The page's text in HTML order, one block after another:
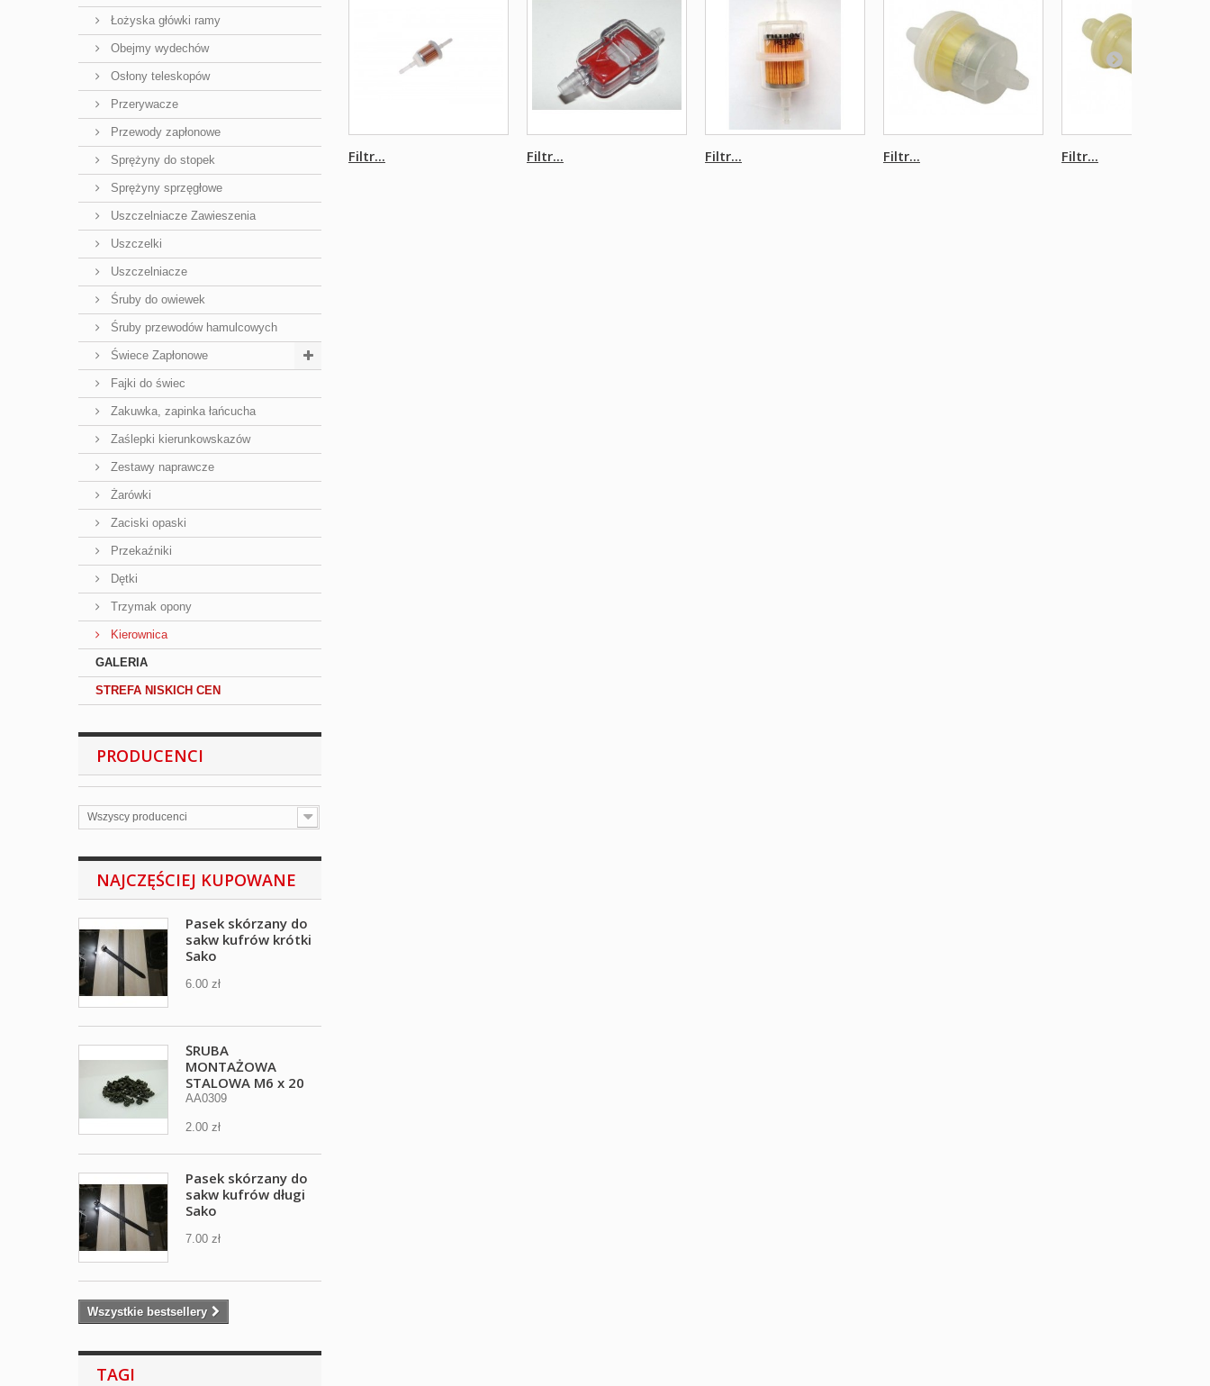
Łożyska główki ramy
Obejmy wydechów
Osłony teleskopów
Przerywacze
Przewody zapłonowe
Sprężyny do stopek
Sprężyny sprzęgłowe
Uszczelniacze Zawieszenia
Uszczelki
Uszczelniacze
Śruby do owiewek
Śruby przewodów hamulcowych
Świece Zapłonowe
Fajki do świec
Zakuwka, zapinka łańcucha
Zaślepki kierunkowskazów
Zestawy naprawcze
Żarówki
Zaciski opaski
Przekaźniki
Dętki
Trzymak opony
Kierownica
GALERIA
STREFA NISKICH CEN
PRODUCENCI
Wszyscy producenci
NAJCZĘŚCIEJ KUPOWANE
Pasek skórzany do
sakw kufrów krótki
Sako
6.00 zł
ŚRUBA
MONTAŻOWA
STALOWA M6 x 20
AA0309
2.00 zł
Pasek skórzany do
sakw kufrów długi
Sako
7.00 zł
Wszystkie bestsellery
TAGI
Filtr... Filtr... Filtr... Filtr... Filtr...